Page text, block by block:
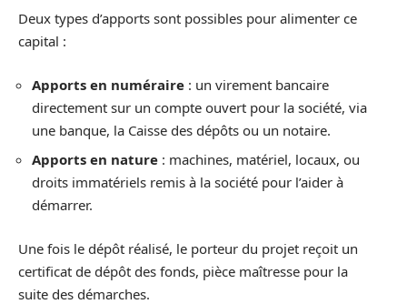
Deux types d’apports sont possibles pour alimenter ce
capital :
Apports en numéraire : un virement bancaire
directement sur un compte ouvert pour la société, via
une banque, la Caisse des dépôts ou un notaire.
Apports en nature : machines, matériel, locaux, ou
droits immatériels remis à la société pour l’aider à
démarrer.
Une fois le dépôt réalisé, le porteur du projet reçoit un
certificat de dépôt des fonds, pièce maîtresse pour la
suite des démarches.